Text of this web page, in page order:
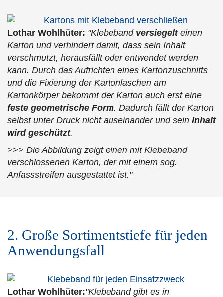
Lothar Wohlhüter: "Klebeband versiegelteinen
Karton und verhindert damit, dass sein Inhalt
verschmutzt, herausfällt oder entwendet werden
kann. Durch das Aufrichten eines Kartonzuschnitts
und die Fixierung der Kartonlaschen am
Kartonkörper bekommt der Karton auch erst eine
feste geometrische Form. Dadurch fällt der Karton
selbst unter Druck nicht auseinander und sein Inhalt
wird geschützt.
>>> Die Abbildung zeigt einen mit Klebeband
verschlossenen Karton, der mit einem sog.
Anfassstreifen ausgestattet ist."
2. Große Sortimentstiefe für jeden
Anwendungsfall
Lothar Wohlhüter:"Klebeband gibt es in